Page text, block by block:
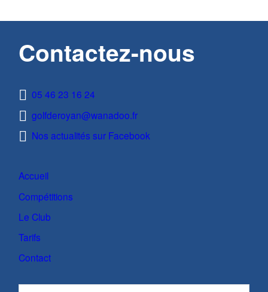
Contactez-nous
05 46 23 16 24
golfderoyan@wanadoo.fr
Nos actualités sur Facebook
Accueil
Compétitions
Le Club
Tarifs
Contact